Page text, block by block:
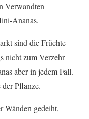
Verwandten
Ananas.
sind die Früchte
nicht zum Verzehr
aber in jedem Fall.
Pflanze.
Wänden gedeiht,